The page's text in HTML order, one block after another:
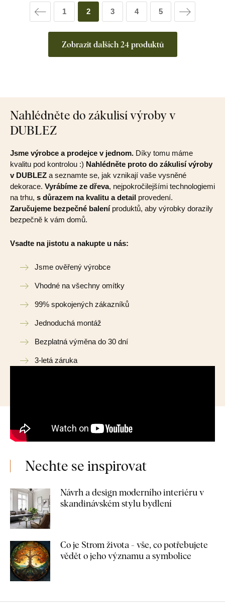
Zobrazit dalších 24 produktů
1 2 3 4 5
Nahlédněte do zákulisí výroby v
DUBLEZ
Jsme výrobce a prodejce v jednom. Díky tomu máme
kvalitu pod kontrolou :) Nahlédněte proto do zákulisí výroby
v DUBLEZ a seznamte se, jak vznikají vaše vysněné
dekorace. Vyrábíme ze dřeva, nejpokročilejšími technologiemi
na trhu, s důrazem na kvalitu a detail provedení.
Zaručujeme bezpečné baleníproduktů, aby výrobky dorazily
bezpečně k vám domů.
Vsadte na jistotu a nakupte u nás:
Jsme ověřený výrobce
Vhodné na všechny omítky
99% spokojených zákazníků
Jednoduchá montáž
Bezplatná výměna do 30 dní
3-letá záruka
Nechte se inspirovat
Návrh a design moderního interiéru v
skandinávském stylu bydlení
Co je Strom života - vše, co potřebujete
vědět o jeho významu a symbolice